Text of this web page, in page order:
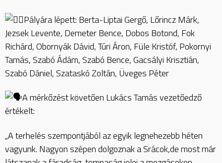
Pályára lépett: Berta-Liptai Gergő, Lőrincz Márk,
Jezsek Levente, Demeter Bence, Dobos Botond, Fok
Richárd, Obornyák Dávid, Túri Áron, Füle Kristóf, Pokornyi
Tamás, Szabó Ádám, Szabó Bence, Gacsályi Krisztián,
Szabó Dániel, Szataskó Zoltán, Üveges Péter
A mérkőzést követően Lukács Tamás vezetőedző
értékelt:
„A terhelés szempontjából az egyik legnehezebb héten
vagyunk. Nagyon szépen dolgoznak a Srácok,de most már